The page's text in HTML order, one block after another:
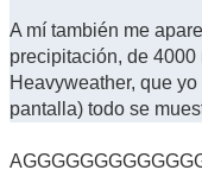
A mí también me
precipitación, de 4000
Heavyweather, que
pantalla) todo se